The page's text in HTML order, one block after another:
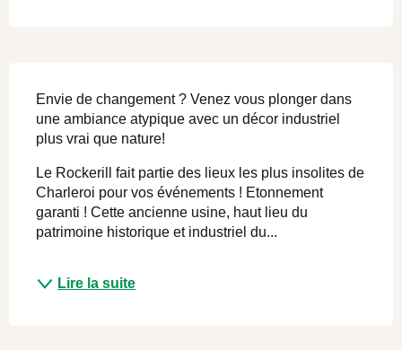
Envie de changement ? Venez vous plonger dans
une ambiance atypique avec un décor industriel
plus vrai que nature!
Le Rockerill fait partie des lieux les plus insolites de
Charleroi pour vos événements ! Etonnement
garanti ! Cette ancienne usine, haut lieu du
patrimoine historique et industriel du...
Lire la suite